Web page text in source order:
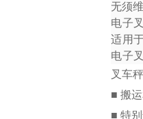
无须
电子
适用
电子
叉车
■ 搬
■ 特